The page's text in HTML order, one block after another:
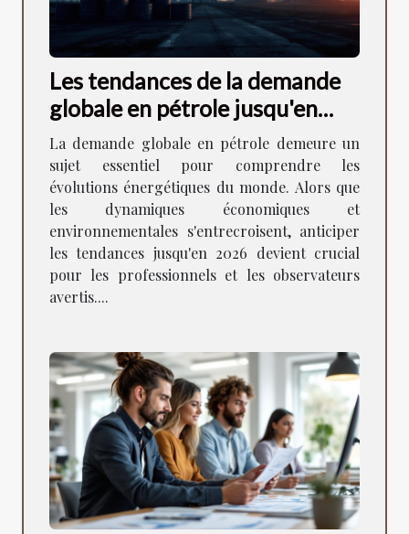
Les tendances de la demande
globale en pétrole jusqu'en
2026
La demande globale en pétrole demeure un
sujet essentiel pour comprendre les
évolutions énergétiques du monde. Alors que
les dynamiques économiques et
environnementales s'entrecroisent, anticiper
les tendances jusqu'en 2026 devient crucial
pour les professionnels et les observateurs
avertis....